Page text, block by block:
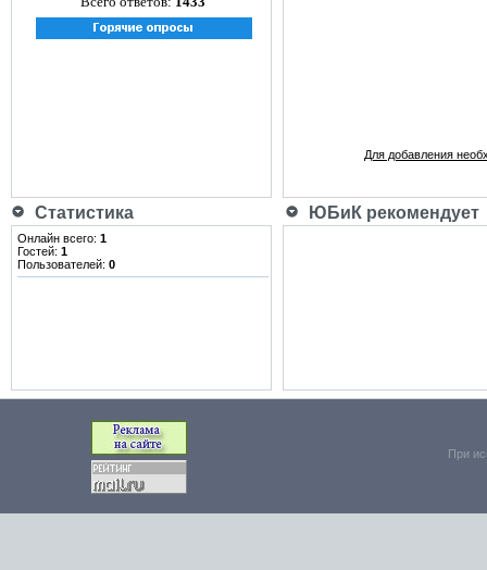
Для добавления
Статистика ЮБиК рекомендует
Онлайн всего: 1
Гостей: 1
Пользователей: 0
При